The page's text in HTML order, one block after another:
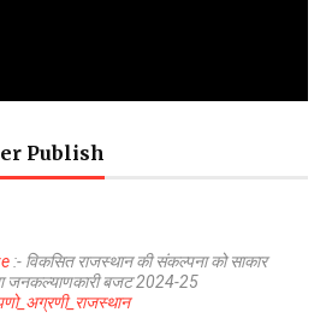
Publish
:- विकसित राजस्थान की संकल्पना को साकार
जनकल्याणकारी बजट 2024-25